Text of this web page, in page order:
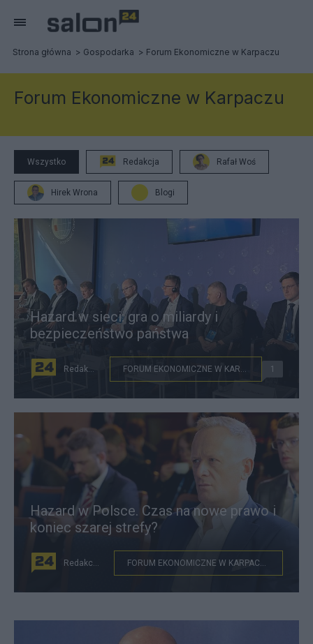
Strona główna Gospodarka Forum Ekonomiczne w Karpaczu
Forum Ekonomiczne w Karpaczu
Wszystko Redakcja Rafał Woś
Hirek Wrona Blogi
Hazard w sieci: gra o miliardy i
bezpieczeństwo państwa
Redakcja FORUM EKONOMICZNE W KARPACZU 1
Hazard w Polsce. Czas na nowe prawo i
koniec szarej strefy?
Redakcja FORUM EKONOMICZNE W KARPACZU